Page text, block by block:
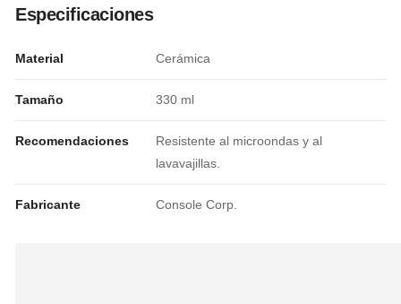
Especificaciones
Material Cerámica
Tamaño 330 ml
Recomendaciones
Resistente al microondas y al
lavavajillas.
Fabricante Console Corp.